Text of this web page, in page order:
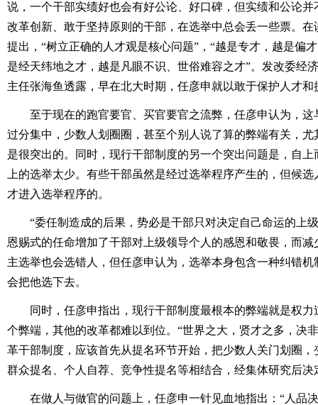
说，一个干部实绩好也会有好公论、好口碑，但实绩和公论
改革创新、敢于坚持原则的干部，在选举中总会丢一些票。
提出，“树立正确的人才观是核心问题”，“越是专才，越是偏
是经天纬地之才，越是凡眼不识、世俗难容之才”。发改委经
主任张海鱼透露，早在北大时期，任彦申就以敢于保护人才和
至于现在的跑官要官、买官要官之流弊，任彦申认为，
过分集中，少数人划圈圈，甚至个别人说了算的弊端有关，
是很突出的。同时，现行干部制度的另一个突出问题是，自
上的选举太少。有些干部虽然是经过选举程序产生的，但候
才进入选举程序的。
“委任制造成的后果，势必是干部只对决定自己命运的上
恩赐式的任命增加了干部对上级领导个人的感恩和敬畏，而
主选举也会选错人，但任彦申认为，选举本身包含一种纠错
会把他选下去。
同时，任彦申指出，现行干部制度最根本的弊端就是权
个弊端，其他的改革都难以到位。“世界之大，贤才之多，决
革干部制度，应该首先从提名环节开始，把少数人关门划圈
群众提名、个人自荐、竞争性提名等相结合，经集体研究后决
在做人与做官的问题上，任彦申一针见血地指出：“人品